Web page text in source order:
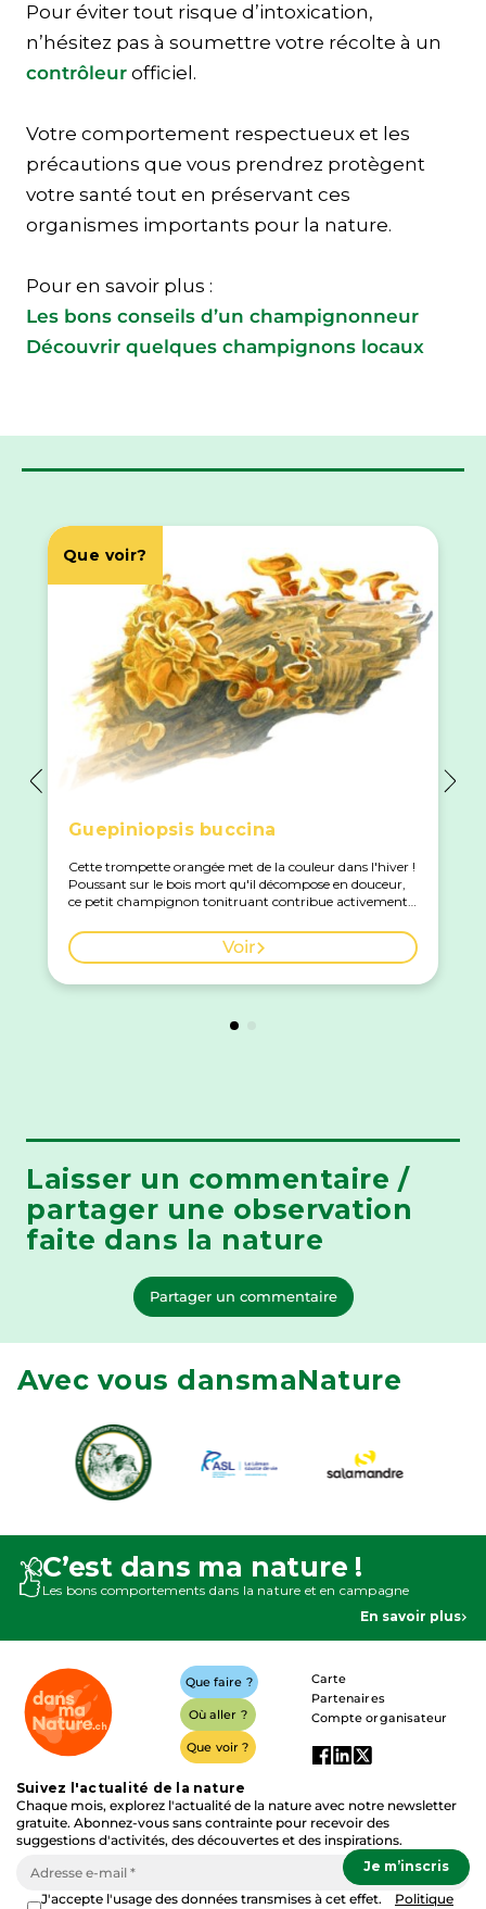
Pour éviter tout risque d’intoxication,
n’hésitez pas à soumettre votre récolte à un
contrôleur officiel.
Votre comportement respectueux et les
précautions que vous prendrez protègent
votre santé tout en préservant ces
organismes importants pour la nature.
Pour en savoir plus :
Les bons conseils d’un champignonneur
Découvrir quelques champignons locaux
Que voir?
Guepiniopsis buccina
Cette trompette orangée met de la couleur dans l'hiver !
Poussant sur le bois mort qu'il décompose en douceur,
ce petit champignon tonitruant contribue activement
Voir
Laisser un commentaire /
partager une observation
faite dans la nature
Partager un commentaire
Avec vous dansmaNature
C’est dans ma nature !
Les bons comportements dans la nature et en campagne
En savoir plus
Que faire ?
Où aller ?
Que voir ?
Carte
Partenaires
Compte organisateur
Suivez l'actualité de la nature
Chaque mois, explorez l'actualité de la nature avec notre newsletter
gratuite. Abonnez-vous sans contrainte pour recevoir des
suggestions d'activités, des découvertes et des inspirations.
J'accepte l'usage des données transmises à cet effet.
Politique